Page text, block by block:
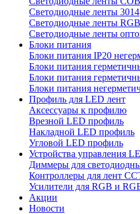
Светодиодные ленты 3014
Светодиодные ленты
Светодиодные ленты
Блоки питания
Блоки питания IP20
Блоки питания
Блоки питания
Блоки питания
Профиль для LED лент
Аксессуары к профилю
Врезной LED профиль
Накладной LED профиль
Угловой LED профиль
Устройства управления
Диммеры для
Контроллеры для лент
Усилители для RGB и
Акции
Новости